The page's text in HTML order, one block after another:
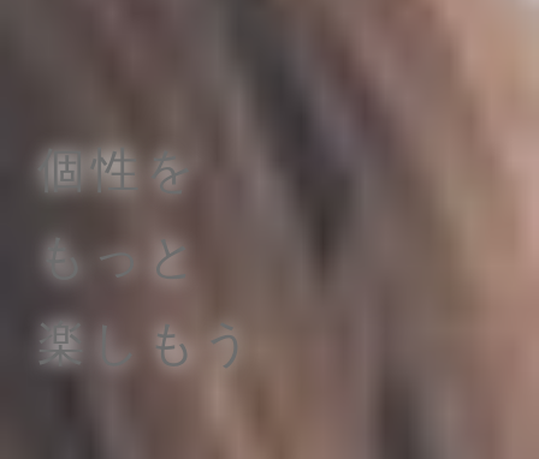
個性を
もっと
楽しもう